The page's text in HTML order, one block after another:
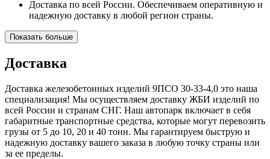
Доставка по всей России. Обеспечиваем оперативную и
надежную доставку в любой регион страны.
Показать больше
Доставка
Доставка железобетонных изделий 9ПСО 30-33-4,0 это наша
специализация! Мы осуществляем доставку ЖБИ изделий по
всей России и странам СНГ. Наш автопарк включает в себя
габаритные транспортные средства, которые могут перевозить
грузы от 5 до 10, 20 и 40 тонн. Мы гарантируем быструю и
надежную доставку вашего заказа в любую точку страны или
за ее пределы.